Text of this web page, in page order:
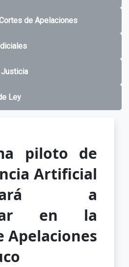
de Apelaciones
Justicia
Ley
piloto de
Artificial
a
en la
Apelaciones